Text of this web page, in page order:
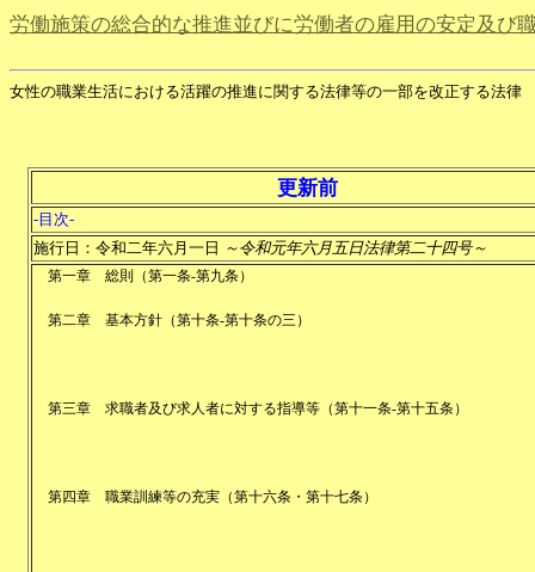
労働施策の総合的な推進並びに労働者の雇用の安定及び
女性の職業生活における活躍の推進に関する法律等の一部を改正する法律
更新前
-目次-
施行日：令和二年六月一日 ～令和元年六月五日法律第二十四号～
第一章 総則 （第一条-第九条 ）
第二章 基本方針（第十条-第十条の三 ）
第三章 求職者及び求人者に対する指導等（第十一条-第十五条 ）
第四章 職業訓練等の充実（第十六条・第十七条 ）